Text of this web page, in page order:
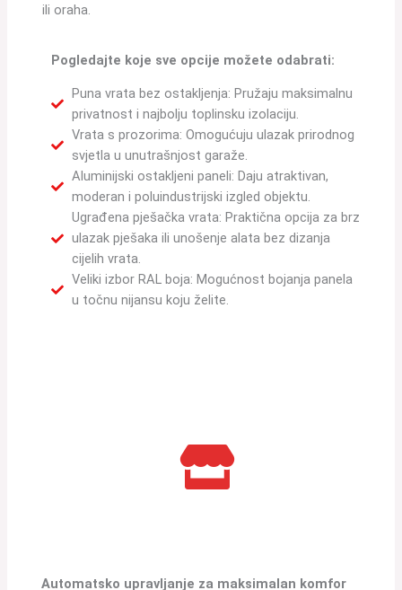
ili oraha.
Pogledajte koje sve opcije možete odabrati:
Puna vrata bez ostakljenja: Pružaju maksimalnu
privatnost i najbolju toplinsku izolaciju.
Vrata s prozorima: Omogućuju ulazak prirodnog
svjetla u unutrašnjost garaže.
Aluminijski ostakljeni paneli: Daju atraktivan,
moderan i poluindustrijski izgled objektu.
Ugrađena pješačka vrata: Praktična opcija za brz
ulazak pješaka ili unošenje alata bez dizanja
cijelih vrata.
Veliki izbor RAL boja: Mogućnost bojanja panela
u točnu nijansu koju želite.
Automatsko upravljanje za maksimalan komfor